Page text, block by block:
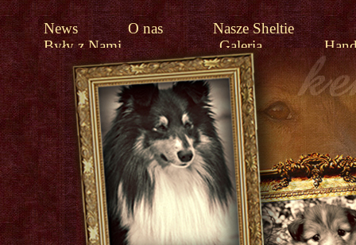
News O nas
Nasze Sheltie
Były z Nami
Galeria
Linki